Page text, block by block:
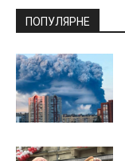
ПОПУЛЯРНЕ